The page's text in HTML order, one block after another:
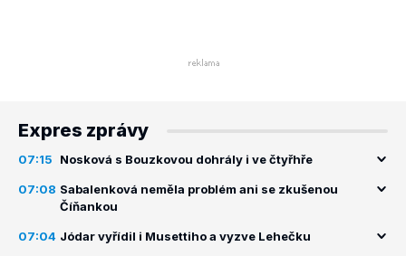
Expres zprávy
07:15 Nosková s Bouzkovou dohrály i ve čtyřhře
07:08 Sabalenková neměla problém ani se zkušenou
Číňankou
07:04 Jódar vyřídil i Musettiho a vyzve Lehečku